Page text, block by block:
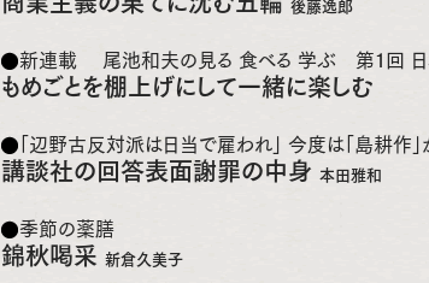
後藤逸郎
新連載 尾池和夫の見る 食べる 学ぶ 第１回 日
もめごとを棚上げにして一緒に楽しむ
「辺野古反対派は日当で雇われ」 今度は「島耕作
講談社の回答表面謝罪の中身 本田雅和
季節の薬膳
錦秋喝采 新倉久美子